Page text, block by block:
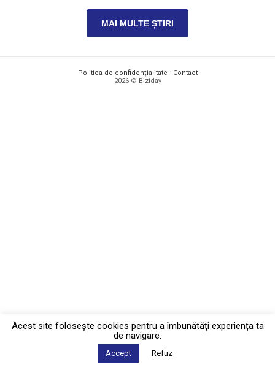
MAI MULTE ȘTIRI
Politica de confidențialitate · Contact
2026 © Biziday
Acest site foloseşte cookies pentru a îmbunătăți experiența ta
de navigare.
Accept Refuz